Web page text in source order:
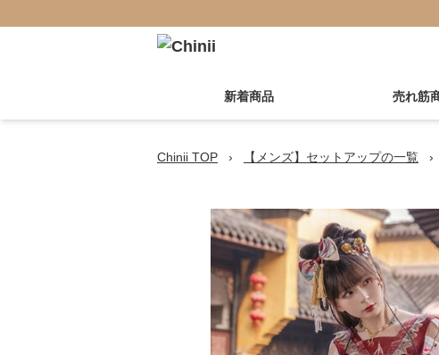
新着商品 売れ筋
Chinii TOP › 【メンズ】セットアップの一覧 ›